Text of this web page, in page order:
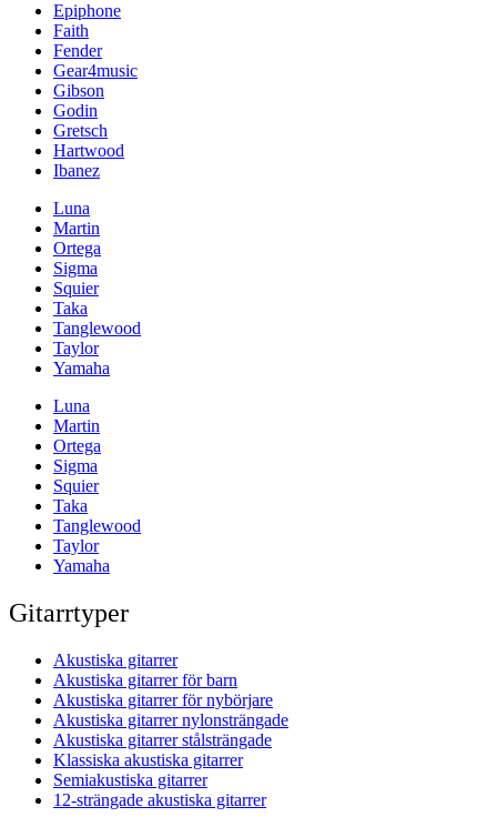
Epiphone
Faith
Fender
Gear4music
Gibson
Godin
Gretsch
Hartwood
Ibanez
Luna
Martin
Ortega
Sigma
Squier
Taka
Tanglewood
Taylor
Yamaha
Luna
Martin
Ortega
Sigma
Squier
Taka
Tanglewood
Taylor
Yamaha
Gitarrtyper
Akustiska gitarrer
Akustiska gitarrer för barn
Akustiska gitarrer för nybörjare
Akustiska gitarrer nylonsträngade
Akustiska gitarrer stålsträngade
Klassiska akustiska gitarrer
Semiakustiska gitarrer
12-strängade akustiska gitarrer